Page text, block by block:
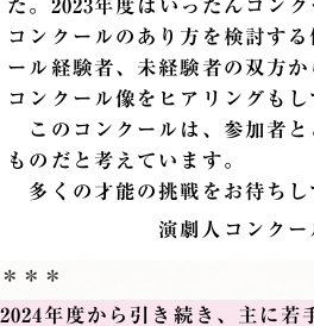
た。2023年度はいったんコンク
コンクールのあり方を検討す
ール経験者、未経験者の双方
コンクール像をヒアリングもし
このコンクールは、参加者と
ものだと考えています。
多くの才能の挑戦をお待ちし
演劇人コンク
＊＊＊
2024年度から引き続き、主に若